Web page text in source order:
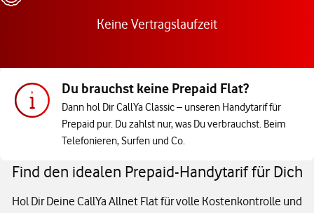
Keine Vertragslaufzeit
Du brauchst keine Prepaid Flat?
Dann hol Dir CallYa Classic – unseren Handytarif für
Prepaid pur. Du zahlst nur, was Du verbrauchst. Beim
Telefonieren, Surfen und Co.
Find den idealen Prepaid-Handytarif für Dich
Hol Dir Deine CallYa Allnet Flat für volle Kostenkontrolle und